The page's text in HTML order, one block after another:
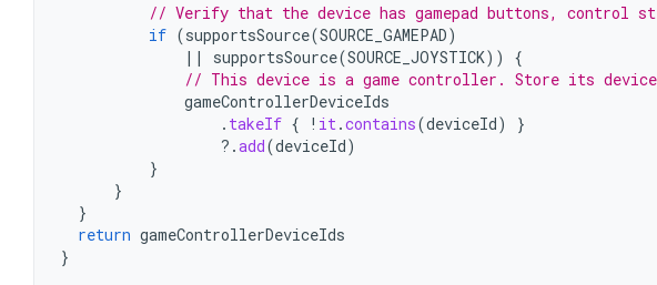
// Verify that the device has gamepad buttons, control
if (supportsSource(SOURCE_GAMEPAD)
||
supportsSource(SOURCE_JOYSTICK))
{
// This device is a game controller. Store its
gameControllerDeviceIds
. takeIf { ! it.contains(deviceId)
}
?.add(deviceId)
}
}
}
return gameControllerDeviceIds
}